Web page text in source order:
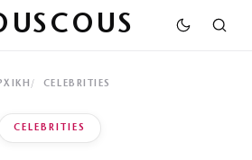
CELEBRITIES
CELEBRITIES